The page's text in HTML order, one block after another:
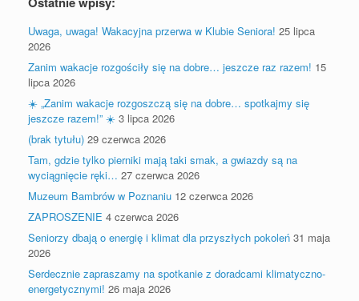
Uwaga, uwaga! Wakacyjna przerwa w Klubie Seniora! 25 lipca
2026
Zanim wakacje rozgościły się na dobre… jeszcze raz razem! 15
lipca 2026
☀️ „Zanim wakacje rozgoszczą się na dobre… spotkajmy się
jeszcze razem!” ☀️ 3 lipca 2026
(brak tytułu) 29 czerwca 2026
Tam, gdzie tylko pierniki mają taki smak, a gwiazdy są na
wyciągnięcie ręki… 27 czerwca 2026
Muzeum Bambrów w Poznaniu 12 czerwca 2026
ZAPROSZENIE 4 czerwca 2026
Seniorzy dbają o energię i klimat dla przyszłych pokoleń 31 maja
2026
Serdecznie zapraszamy na spotkanie z doradcami klimatyczno-
energetycznymi! 26 maja 2026